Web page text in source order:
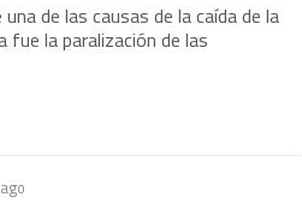
de las causas de la caída de la
fue la paralización de las